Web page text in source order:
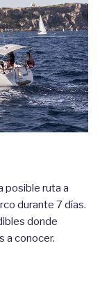
posible ruta a
durante 7 días.
donde
a conocer.